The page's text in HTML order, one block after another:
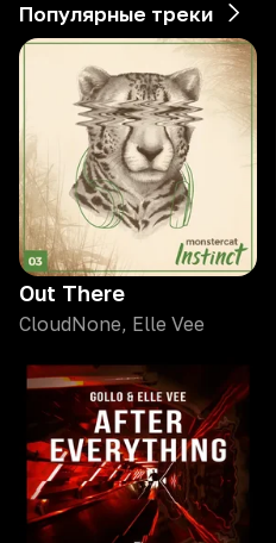
Популярные треки
Out There
CloudNone, Elle Vee